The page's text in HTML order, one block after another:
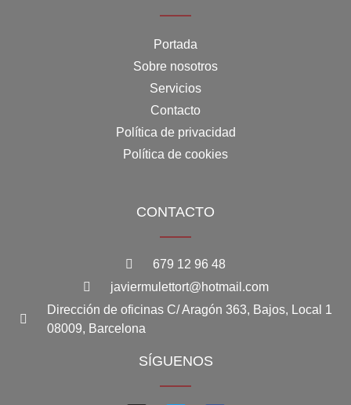
Portada
Sobre nosotros
Servicios
Contacto
Política de privacidad
Política de cookies
CONTACTO
679 12 96 48
javiermulettort@hotmail.com
Dirección de oficinas C/ Aragón 363, Bajos, Local 1
08009, Barcelona
SÍGUENOS